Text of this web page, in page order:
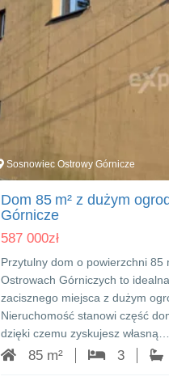
Sosnowiec Ostrowy Górnicze
Dom 85 m² z dużym
Górnicze
587 000zł
Przytulny dom o powierzchni 85
Ostrowach Górniczych to
zacisznego miejsca z dużym
Nieruchomość stanowi część
dzięki czemu zyskujesz własną…
85 m² 3